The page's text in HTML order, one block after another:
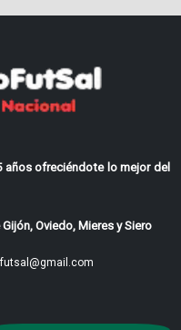
años ofreciéndote lo mejor del
Oviedo, Mieres y Siero